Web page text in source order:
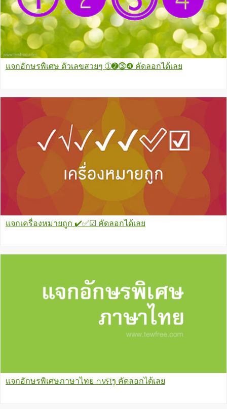
แจกอักษรพิเศษ ตัวเลขสวยๆ ➀➋⓷❹ คัดลอกได้เลย
แจกเครื่องหมายถูก ✔️✅☑ คัดลอกได้เลย
แจกอักษรพิเศษภาษาไทย ∩νମງ คัดลอกได้เลย